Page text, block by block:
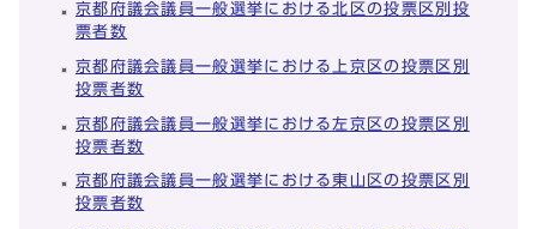
京都府議会議員一般選挙における北区の投票区別投
票者数
京都府議会議員一般選挙における上京区の投票区別
投票者数
京都府議会議員一般選挙における左京区の投票区別
投票者数
京都府議会議員一般選挙における東山区の投票区別
投票者数